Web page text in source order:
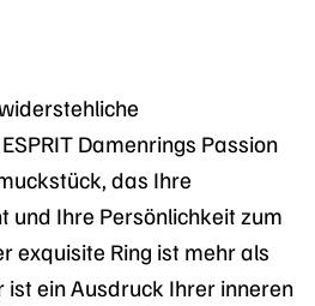
Damenrings Passion
das Ihre
und Ihre Persönlichkeit zum
exquisite Ring ist mehr als
ist ein Ausdruck Ihrer inneren